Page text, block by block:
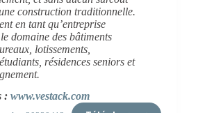
construction traditionnelle.
en tant qu’entreprise
domaine des bâtiments
lotissements,
résidences seniors et
:www.vestack.com